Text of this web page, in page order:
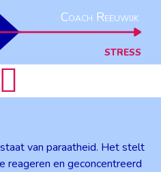
Coach Reeuwijk
STRESS
van paraatheid. Het stelt
reageren en geconcentreerd